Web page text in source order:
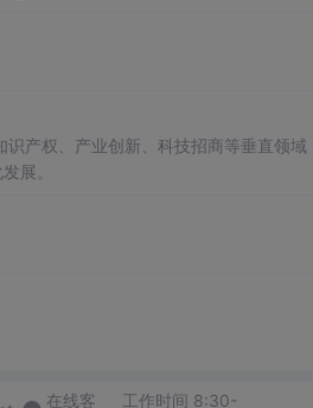
产权、产业创新、科技招商等垂直领域
展。
在线客 工作时间 8:30-